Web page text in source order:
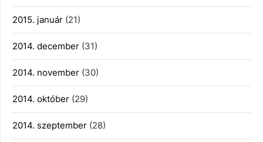
2015. január (21)
2014. december (31)
2014. november (30)
2014. október (29)
2014. szeptember (28)